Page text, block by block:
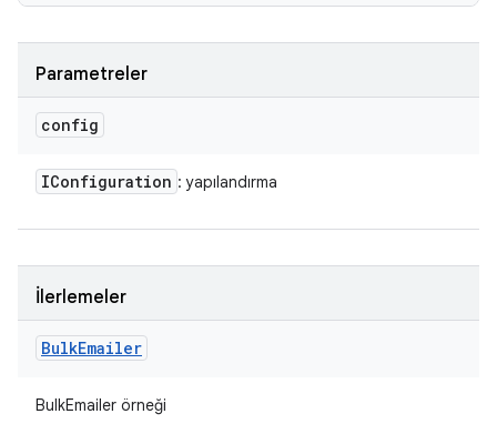
Parametreler
config
IConfiguration : yapılandırma
İlerlemeler
BulkEmailer
BulkEmailer örneği